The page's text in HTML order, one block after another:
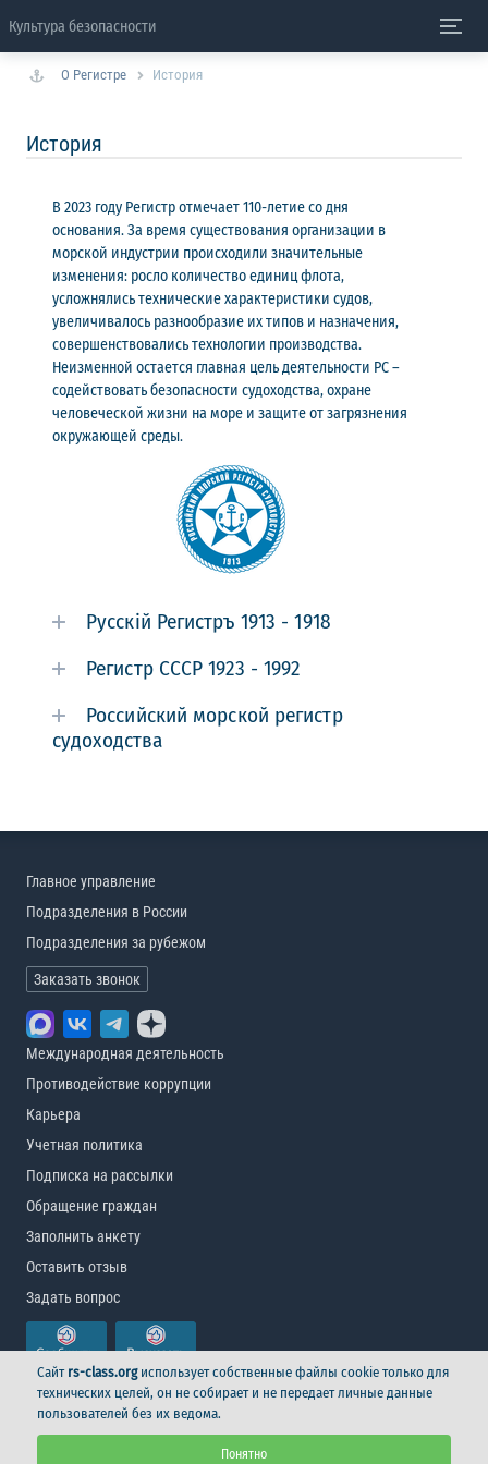
Культура безопасности
О Регистре История
История
В 2023 году Регистр отмечает 110-летие со дня
основания. За время существования организации в
морской индустрии происходили значительные
изменения: росло количество единиц флота,
усложнялись технические характеристики судов,
увеличивалось разнообразие их типов и назначения,
совершенствовались технологии производства.
Неизменной остается главная цель деятельности РС –
содействовать безопасности судоходства, охране
человеческой жизни на море и защите от загрязнения
окружающей среды.
Русскiй Регистръ 1913 - 1918
Регистр СССР 1923 - 1992
Российский морской регистр
судоходства
Главное управление
Подразделения в России
Подразделения за рубежом
Заказать звонок
Международная деятельность
Противодействие коррупции
Карьера
Учетная политика
Подписка на рассылки
Обращение граждан
Заполнить анкету
Оставить отзыв
Задать вопрос
© Российский морской регистр судоходства, 2026
Логотип
Сайт rs-class.orgиспользует собственные файлы cookie только для
технических целей, он не собирает и не передает личные данные
пользователей без их ведома.
Понятно